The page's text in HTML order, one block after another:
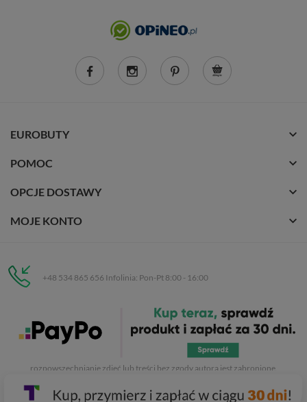
EUROBUTY
POMOC
OPCJE DOSTAWY
MOJE KONTO
+48 534 865 656 Infolinia: Pon-Pt 8:00 - 16:00
C.H. Respan, Rejtana 53a/250
35-326 Rzeszów
. Kopiowanie, przetwarzanie,
rozpowszechnianie zdjęć lub treści bez zgody autora jest zabronione.